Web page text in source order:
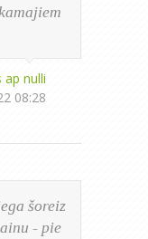
ap nulli
08:28
šoreiz
- pie